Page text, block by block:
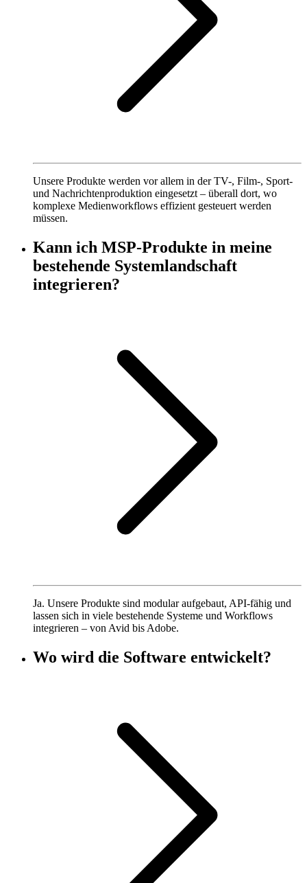
Unsere Produkte werden vor allem in der TV-, Film-, Sport-
und Nachrichtenproduktion eingesetzt – überall dort, wo
komplexe Medienworkflows effizient gesteuert werden
müssen.
Kann ich MSP-Produkte in meine
bestehende Systemlandschaft
integrieren?
Ja. Unsere Produkte sind modular aufgebaut, API-fähig und
lassen sich in viele bestehende Systeme und Workflows
integrieren – von Avid bis Adobe.
Wo wird die Software entwickelt?